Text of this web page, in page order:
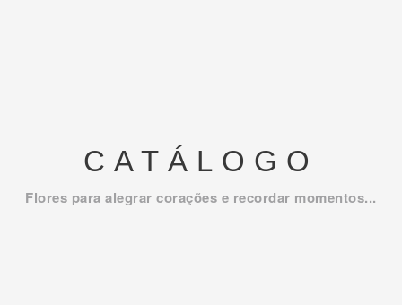
CATÁLOGO
Flores para alegrar corações e recordar momentos...